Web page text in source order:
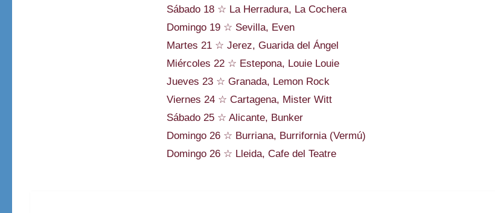
Sábado 18 ☆ La Herradura, La Cochera
Domingo 19 ☆ Sevilla, Even
Martes 21 ☆ Jerez, Guarida del Ángel
Miércoles 22 ☆ Estepona, Louie Louie
Jueves 23 ☆ Granada, Lemon Rock
Viernes 24 ☆ Cartagena, Mister Witt
Sábado 25 ☆ Alicante, Bunker
Domingo 26 ☆ Burriana, Burrifornia (Vermú)
Domingo 26 ☆ Lleida, Cafe del Teatre